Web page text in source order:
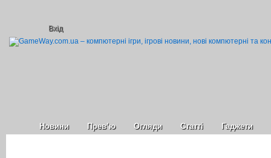
Вхід
Новини Прев’ю Огляди Статті Гаджети